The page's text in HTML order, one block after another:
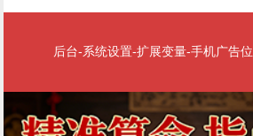
后台-系统设置-扩展变量-手机广告